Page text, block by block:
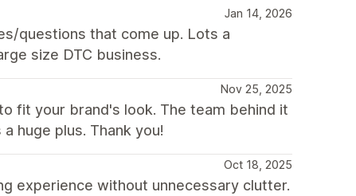
Jan 14, 2026
questions that come up. Lots a
size DTC business.
Nov 25, 2025
fit your brand's look. The team behind it
huge plus. Thank you!
Oct 18, 2025
experience without unnecessary clutter.